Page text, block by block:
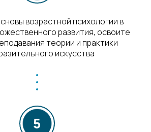
возрастной психологии в
развития, освоите
теории и практики
искусства